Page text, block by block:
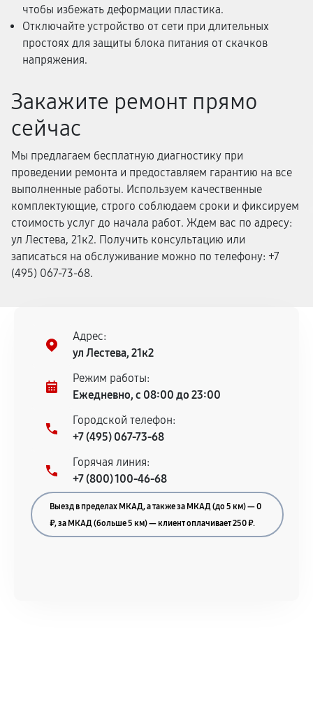
чтобы избежать деформации пластика.
Отключайте устройство от сети при длительных
простоях для защиты блока питания от скачков
напряжения.
Закажите ремонт прямо
сейчас
Мы предлагаем бесплатную диагностику при
проведении ремонта и предоставляем гарантию на все
выполненные работы. Используем качественные
комплектующие, строго соблюдаем сроки и фиксируем
стоимость услуг до начала работ. Ждем вас по адресу:
ул Лестева, 21к2. Получить консультацию или
записаться на обслуживание можно по телефону: +7
(495) 067-73-68.
Адрес:
ул Лестева, 21к2
Режим работы:
Ежедневно, с 08:00 до 23:00
Городской телефон:
+7 (495) 067-73-68
Горячая линия:
+7 (800) 100-46-68
Выезд в пределах МКАД, а также за МКАД (до 5 км) — 0
₽, за МКАД (больше 5 км) — клиент оплачивает 250 ₽.